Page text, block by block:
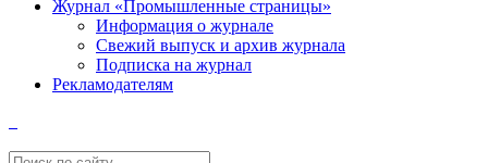
Журнал «Промышленные страницы»
Информация о журнале
Свежий выпуск и архив журнала
Подписка на журнал
Рекламодателям